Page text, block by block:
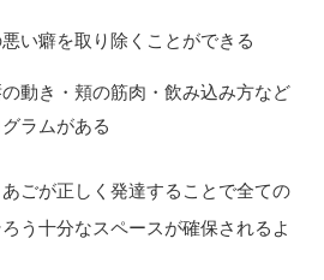
い癖を取り除くことができる
動き・頬の筋肉・飲み込み方など
ラムがある
ごが正しく発達することで全ての
う十分なスペースが確保されるよ